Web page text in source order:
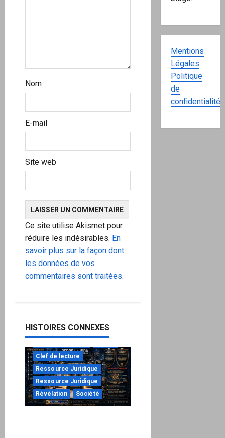
Nom
E-mail
Site web
Ce site utilise Akismet pour
réduire les indésirables. En
savoir plus sur la façon dont
les données de vos
commentaires sont traitées.
HISTOIRES CONNEXES
Clef de lecture
Ressource Juridique
Ressource Juridique
Révélation
Société
Mentions
Légales
Politique
de
confidentialité